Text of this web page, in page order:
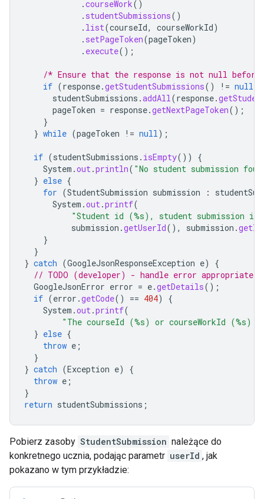
.courseWork()
. studentSubmissions()
. list(courseId, courseWorkId)
. setPageToken(pageToken)
. execute();
/* Ensure that the response is not null
if (response.getStudentSubmissions() != null
studentSubmissions .addAll(response.
pageToken = response.getNextPageToken();
}
} while (pageToken != null);
if (studentSubmissions . isEmpty())
{
System .out.println( "No student submission
} else {
for (StudentSubmission submission :
System .out.printf(
"Student id (%s), student submission id
submission .getUserId(), submission .getId
}
}
} catch (GoogleJsonResponseException e)
{
// TODO (developer) - handle error appropriately
GoogleJsonError error = e.getDetails();
if (error .getCode() == 404)
{
System .out.printf(
"The courseId (%s) or courseWorkId (%s)
} else {
throw e ;
}
} catch (Exception e)
{
throw e ;
}
return studentSubmissions ;
Pobierz zasoby StudentSubmission należące do
konkretnego ucznia, podając parametr userId , jak
pokazano w tym przykładzie: